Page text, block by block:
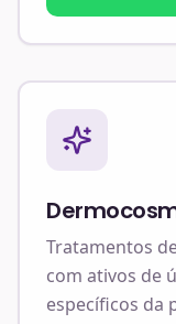
Tratamentos
com ativos de
específicos da